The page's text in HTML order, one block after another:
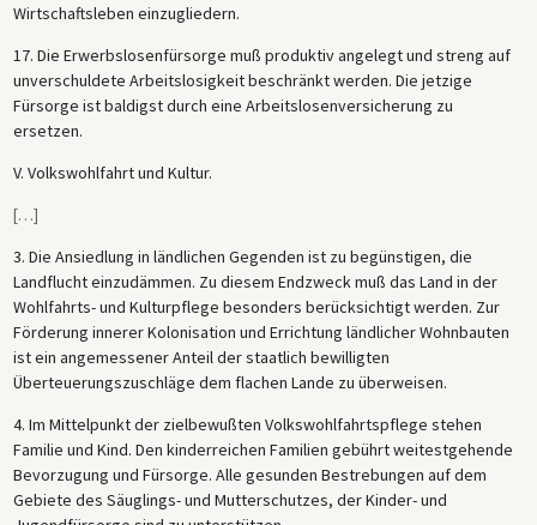
Wirtschaftsleben einzugliedern.
17. Die Erwerbslosenfürsorge muß produktiv angelegt und streng auf
unverschuldete Arbeitslosigkeit beschränkt werden. Die jetzige
Fürsorge ist baldigst durch eine Arbeitslosenversicherung zu
ersetzen.
V. Volkswohlfahrt und Kultur.
[…]
3. Die Ansiedlung in ländlichen Gegenden ist zu begünstigen, die
Landflucht einzudämmen. Zu diesem Endzweck muß das Land in der
Wohlfahrts- und Kulturpflege besonders berücksichtigt werden. Zur
Förderung innerer Kolonisation und Errichtung ländlicher Wohnbauten
ist ein angemessener Anteil der staatlich bewilligten
Überteuerungszuschläge dem flachen Lande zu überweisen.
4. Im Mittelpunkt der zielbewußten Volkswohlfahrtspflege stehen
Familie und Kind. Den kinderreichen Familien gebührt weitestgehende
Bevorzugung und Fürsorge. Alle gesunden Bestrebungen auf dem
Gebiete des Säuglings- und Mutterschutzes, der Kinder- und